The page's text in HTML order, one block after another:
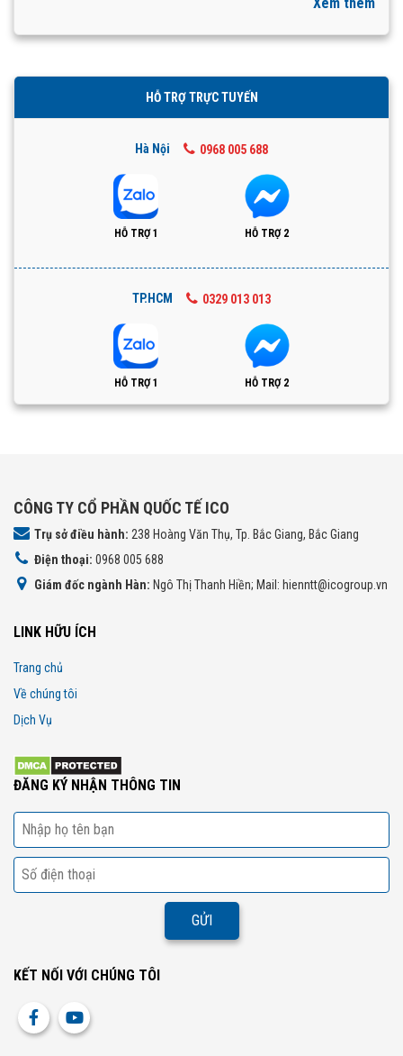
Xem thêm
HỖ TRỢ TRỰC TUYẾN
Hà Nội 0968 005 688
HỖ TRỢ 1 HỖ TRỢ 2
TP.HCM 0329 013 013
HỖ TRỢ 1 HỖ TRỢ 2
CÔNG TY CỔ PHẦN QUỐC TẾ ICO
Trụ sở điều hành: 238 Hoàng Văn Thụ, Tp. Bắc Giang, Bắc Giang
Điện thoại: 0968 005 688
Giám đốc ngành Hàn: Ngô Thị Thanh Hiền; Mail: hienntt@icogroup.vn
LINK HỮU ÍCH
Trang chủ
Về chúng tôi
Dịch Vụ
ĐĂNG KÝ NHẬN THÔNG TIN
KẾT NỐI VỚI CHÚNG TÔI